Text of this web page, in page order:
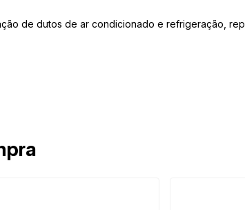
de dutos de ar condicionado e refrigeração,